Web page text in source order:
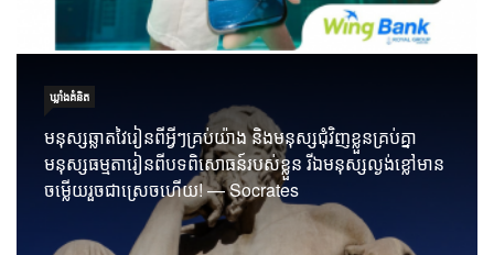
ឃ្លាំង​គំនិត
មនុស្សឆ្លាតវៃរៀនពីអ្វីៗគ្រប់យ៉ាង និងមនុស្សជុំវិញខ្លួនគ្រប់គ្នា
មនុស្សធម្មតារៀនពីបទពិសោធន៍របស់ខ្លួន រីឯមនុស្សល្ងង់ខ្លៅមាន
ចម្លើយរួចជាស្រេចហើយ! — Socrates